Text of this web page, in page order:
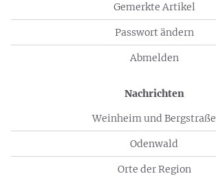
Gemerkte Artikel
Passwort ändern
Abmelden
Nachrichten
Weinheim und Bergstraße
Odenwald
Orte der Region